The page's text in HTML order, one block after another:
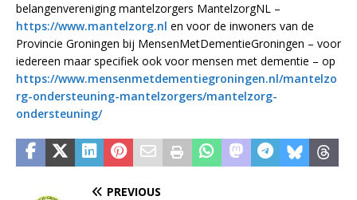
belangenvereniging mantelzorgers MantelzorgNL –
https://www.mantelzorg.nl en voor de inwoners van de
Provincie Groningen bij MensenMetDementieGroningen – voor
iedereen maar specifiek ook voor mensen met dementie – op
https://www.mensenmetdementiegroningen.nl/mantelzo
rg-ondersteuning-mantelzorgers/mantelzorg-
ondersteuning/
PREVIOUS